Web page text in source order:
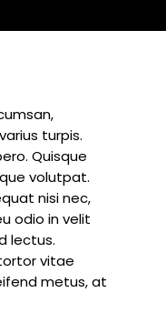
turpis.
Quisque
volutpat.
nisi nec,
odio in velit
lectus.
vitae
metus, at